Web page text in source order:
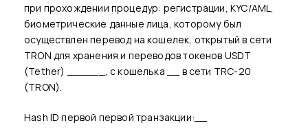
при прохождении процедур: регистрации, KYC/AML,
биометрические данные лица, которому был
осуществлен перевод на кошелек, открытый в сети
TRON для хранения и переводов токенов USDT
(Tether) ______, с кошелька __ в сети TRC-20
(TRON).
Hash ID первой первой транзакции:__